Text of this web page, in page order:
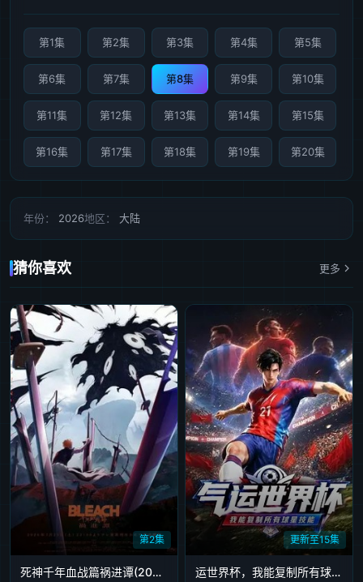
第1集 第2集 第3集 第4集 第5集
第6集 第7集 第8集 第9集 第10集
第11集 第12集 第13集 第14集 第15集
第16集 第17集 第18集 第19集 第20集
年份： 2026地区： 大陆
猜你喜欢 更多
第2集
死神千年血战篇祸进谭(2026)
更新至15集
运世界杯，我能复制所有球星技能